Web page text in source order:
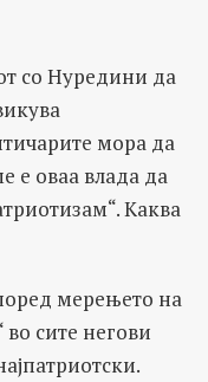
со Нуредини да
мора да
е оваа влада да
Каква
мерењето на
сите негови